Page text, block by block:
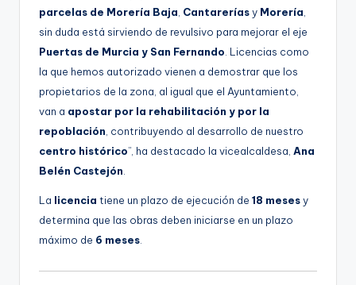
parcelas de Morería Baja, Cantareríasy Morería,
sin duda está sirviendo de revulsivo para mejorar el eje
Puertas de Murcia y San Fernando. Licencias como
la que hemos autorizado vienen a demostrar que los
propietarios de la zona, al igual que el Ayuntamiento,
van a apostar por la rehabilitación y por la
repoblación, contribuyendo al desarrollo de nuestro
centro histórico”, ha destacado la vicealcaldesa, Ana
Belén Castejón.
La licencia tiene un plazo de ejecución de 18 mesesy
determina que las obras deben iniciarse en un plazo
máximo de 6 meses.